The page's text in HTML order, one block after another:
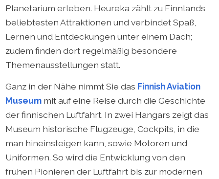
Planetarium erleben. Heureka zählt zu Finnlands
beliebtesten Attraktionen und verbindet Spaß,
Lernen und Entdeckungen unter einem Dach;
zudem finden dort regelmäßig besondere
Themenausstellungen statt.
Ganz in der Nähe nimmt Sie das Finnish Aviation
Museum mit auf eine Reise durch die Geschichte
der finnischen Luftfahrt. In zwei Hangars zeigt das
Museum historische Flugzeuge, Cockpits, in die
man hineinsteigen kann, sowie Motoren und
Uniformen. So wird die Entwicklung von den
frühen Pionieren der Luftfahrt bis zur modernen